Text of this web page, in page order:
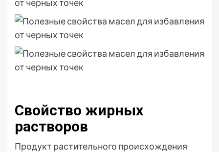
Свойство жирных
растворов
Продукт растительного происхождения